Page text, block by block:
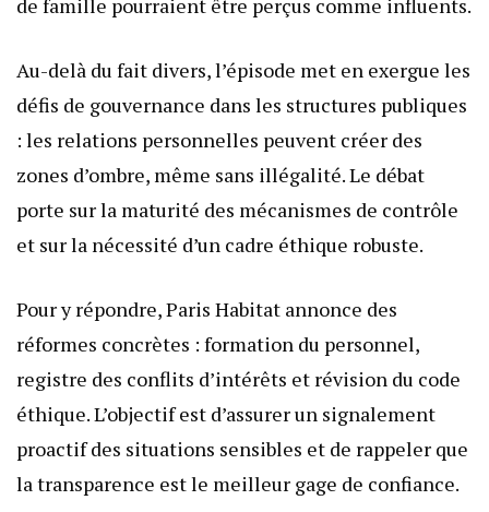
Au-delà du fait divers, l’épisode met en exergue les
défis de gouvernance dans les structures publiques
: les relations personnelles peuvent créer des
zones d’ombre, même sans illégalité. Le débat
porte sur la maturité des mécanismes de contrôle
et sur la nécessité d’un cadre éthique robuste.
Pour y répondre, Paris Habitat annonce des
réformes concrètes : formation du personnel,
registre des conflits d’intérêts et révision du code
éthique. L’objectif est d’assurer un signalement
proactif des situations sensibles et de rappeler que
la transparence est le meilleur gage de confiance.